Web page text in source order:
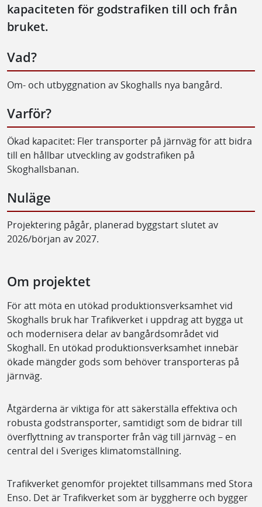
kapaciteten för godstrafiken till och från
bruket.
Vad?
Om- och utbyggnation av Skoghalls nya bangård.
Varför?
Ökad kapacitet: Fler transporter på järnväg för att bidra
till en hållbar utveckling av godstrafiken på
Skoghallsbanan.
Nuläge
Projektering pågår, planerad byggstart slutet av
2026/början av 2027.
Om projektet
För att möta en utökad produktionsverksamhet vid
Skoghalls bruk har Trafikverket i uppdrag att bygga ut
och modernisera delar av bangårdsområdet vid
Skoghall. En utökad produktionsverksamhet innebär
ökade mängder gods som behöver transporteras på
järnväg.
Åtgärderna är viktiga för att säkerställa effektiva och
robusta godstransporter, samtidigt som de bidrar till
överflyttning av transporter från väg till järnväg – en
central del i Sveriges klimatomställning.
Trafikverket genomför projektet tillsammans med Stora
Enso. Det är Trafikverket som är byggherre och bygger